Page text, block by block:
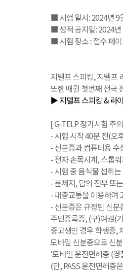
■ 시험 일시: 2024년 9
■ 성적 공지일: 2024
■ 시험 장소 : 접수 페
지텔프 스피킹, 지텔프
또한 매월 첫번째 전국
▶ 지텔프 스피킹 & 라
[ G-TELP 정기시험 주
- 시험 시작 40분 전(오
- 신분증과 컴퓨터용
- 전자 손목시계, 스톱
- 시험 중 음식물 섭취
- 문제지, 답의 전부 또
- 대중교통을 이용하여
- 신분증은 규정된 신
주민증록증, (구)여권(
중고생인 경우 학생증,
모바일 신분증으로 신
'모바일 운전면허증 (
(단, PASS 운전면허증